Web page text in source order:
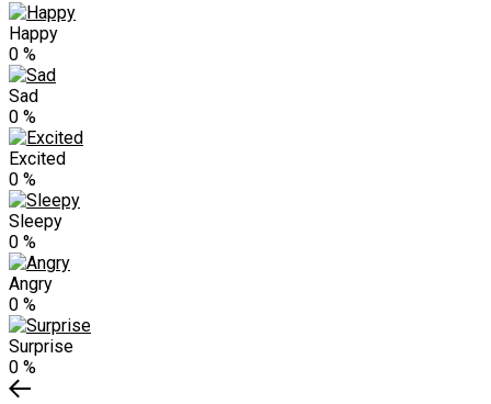
Happy
0 %
Sad
0 %
Excited
0 %
Sleepy
0 %
Angry
0 %
Surprise
0 %